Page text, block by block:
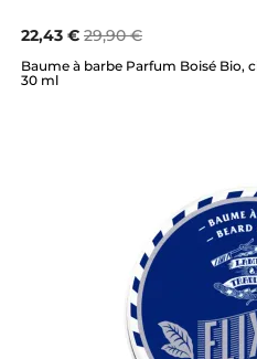
22,43 € 29,90 €
Baume à barbe Parfum Boisé Bio,
30 ml